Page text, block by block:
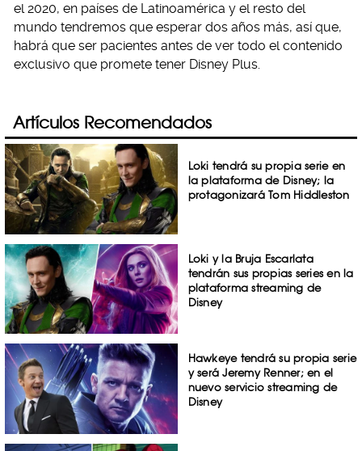
el 2020, en países de Latinoamérica y el resto del
mundo tendremos que esperar dos años más, así que,
habrá que ser pacientes antes de ver todo el contenido
exclusivo que promete tener Disney Plus.
Artículos Recomendados
Loki tendrá su propia serie en
la plataforma de Disney; la
protagonizará Tom Hiddleston
Loki y la Bruja Escarlata
tendrán sus propias series en la
plataforma streaming de
Disney
Hawkeye tendrá su propia serie
y será Jeremy Renner; en el
nuevo servicio streaming de
Disney